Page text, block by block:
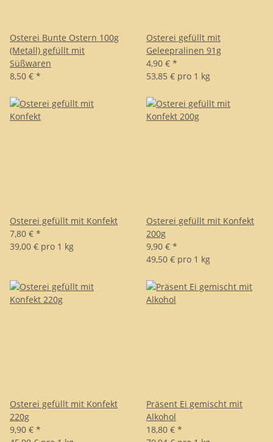
Osterei Bunte Ostern 100g
(Metall) gefüllt mit
Süßwaren
8,50 € *
Osterei gefüllt mit
Geleepralinen 91g
4,90 € *
53,85 € pro 1 kg
Osterei gefüllt mit Konfekt
7,80 € *
39,00 € pro 1 kg
Osterei gefüllt mit Konfekt
200g
9,90 € *
49,50 € pro 1 kg
Osterei gefüllt mit Konfekt
220g
9,90 € *
Präsent Ei gemischt mit
Alkohol
18,80 € *